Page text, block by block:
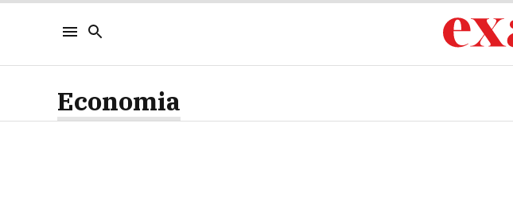
Economia